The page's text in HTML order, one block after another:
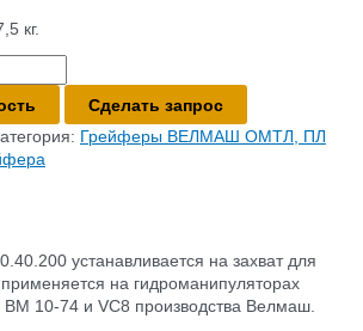
кг.
Сделать запрос
Грейферы ВЕЛМАШ ОМТЛ, ПЛ
устанавливается на захват для
на гидроманипуляторах
10-74 и VC8 производства Велмаш.